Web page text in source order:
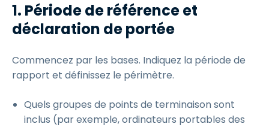
1. Période de référence et
déclaration de portée
Commencez par les bases. Indiquez la période de
rapport et définissez le périmètre.
Quels groupes de points de terminaison sont
inclus (par exemple, ordinateurs portables des